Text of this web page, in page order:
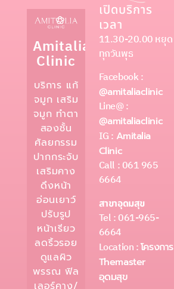
Amitalia
Clinic
บริการ แก้
จมูก เสริม
จมูก ทำตา
สองชั้น
ศัลยกรรม
ปากกระจับ
เสริมคาง
ดึงหน้า
อ่อนเยาว์
ปรับรูป
หน้าเรียว
ลดริ้วรอย
ดูแลผิว
พรรณ ฟิล
เปิดบริการ
เวลา
11.30-20.00 หยุด
ทุกวันพุธ
Facebook :
@amitaliaclinic
Line@ :
@amitaliaclinic
IG : Amitalia
Clinic
Call : 061 965
6664
สาขาอุดมสุข
Tel : 061-965-
6664
Location :โครงการ
Themaster
อุดมสุข